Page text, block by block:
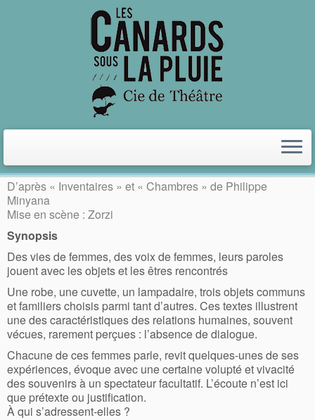
« Striptease »
RETOUR
D’après « Inventaires » et « Chambres » de Philippe
Minyana
Mise en scène : Zorzi
Synopsis
Des vies de femmes, des voix de femmes, leurs paroles
jouent avec les objets et les êtres rencontrés
Une robe, une cuvette, un lampadaire, trois objets communs
et familiers choisis parmi tant d’autres. Ces textes illustrent
une des caractéristiques des relations humaines, souvent
vécues, rarement perçues : l’absence de dialogue.
Chacune de ces femmes parle, revit quelques-unes de ses
expériences, évoque avec une certaine volupté et vivacité
des souvenirs à un spectateur facultatif. L’écoute n’est ici
que prétexte ou justification.
À qui s’adressent-elles ?